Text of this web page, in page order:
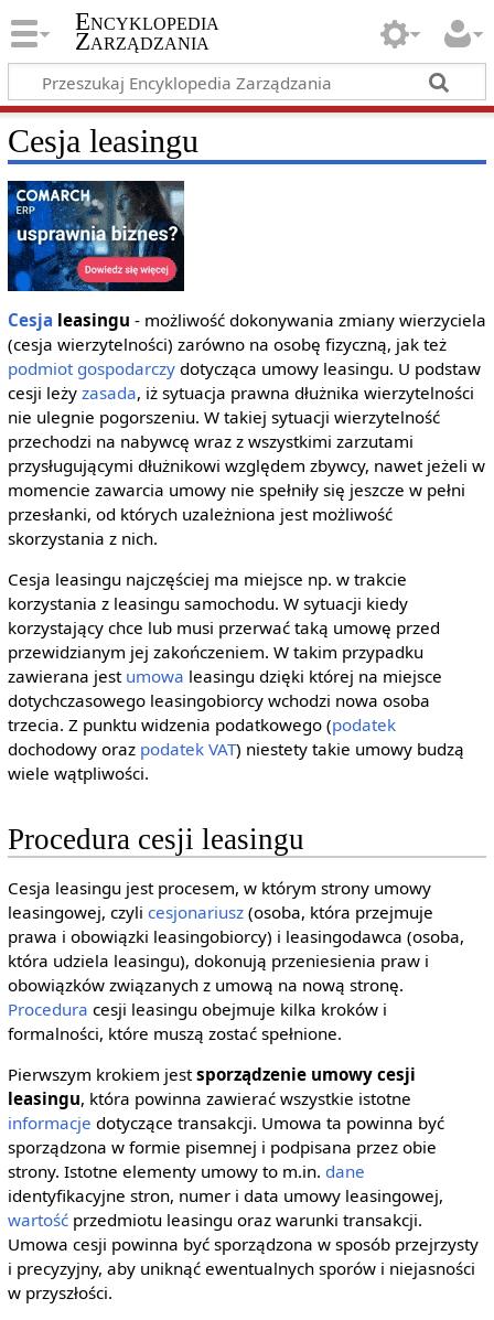
Encyklopedia
Zarządzania
Cesja leasingu
Cesja leasingu - możliwość dokonywania zmiany wierzyciela
(cesja wierzytelności) zarówno na osobę fizyczną, jak też
podmiot gospodarczydotycząca umowy leasingu. U podstaw
cesji leży zasada, iż sytuacja prawna dłużnika wierzytelności
nie ulegnie pogorszeniu. W takiej sytuacji wierzytelność
przechodzi na nabywcę wraz z wszystkimi zarzutami
przysługującymi dłużnikowi względem zbywcy, nawet jeżeli w
momencie zawarcia umowy nie spełniły się jeszcze w pełni
przesłanki, od których uzależniona jest możliwość
skorzystania z nich.
Cesja leasingu najczęściej ma miejsce np. w trakcie
korzystania z leasingu samochodu. W sytuacji kiedy
korzystający chce lub musi przerwać taką umowę przed
przewidzianym jej zakończeniem. W takim przypadku
zawierana jest umowa leasingu dzięki której na miejsce
dotychczasowego leasingobiorcy wchodzi nowa osoba
trzecia. Z punktu widzenia podatkowego (podatek
dochodowy oraz podatek VAT) niestety takie umowy budzą
wiele wątpliwości.
Procedura cesji leasingu
Cesja leasingu jest procesem, w którym strony umowy
leasingowej, czyli cesjonariusz(osoba, która przejmuje
prawa i obowiązki leasingobiorcy) i leasingodawca (osoba,
która udziela leasingu), dokonują przeniesienia praw i
obowiązków związanych z umową na nową stronę.
Procedura cesji leasingu obejmuje kilka kroków i
formalności, które muszą zostać spełnione.
Pierwszym krokiem jestsporządzenie umowy cesji
leasingu, która powinna zawierać wszystkie istotne
informacje dotyczące transakcji. Umowa ta powinna być
sporządzona w formie pisemnej i podpisana przez obie
strony. Istotne elementy umowy to m.in. dane
identyfikacyjne stron, numer i data umowy leasingowej,
wartośćprzedmiotu leasingu oraz warunki transakcji.
Umowa cesji powinna być sporządzona w sposób przejrzysty
i precyzyjny, aby uniknąć ewentualnych sporów i niejasności
w przyszłości.